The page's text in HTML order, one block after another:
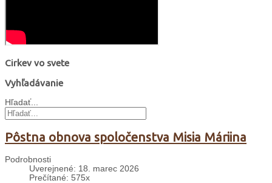
Cirkev vo svete
Vyhľadávanie
Hľadať...
Pôstna obnova spoločenstva Misia Máriina
Podrobnosti
Uverejnené: 18. marec 2026
Prečítané: 575x